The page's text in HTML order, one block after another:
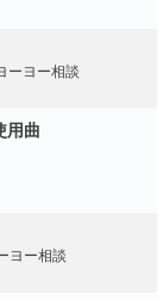
ーヨー相談
用曲
ヨー相談